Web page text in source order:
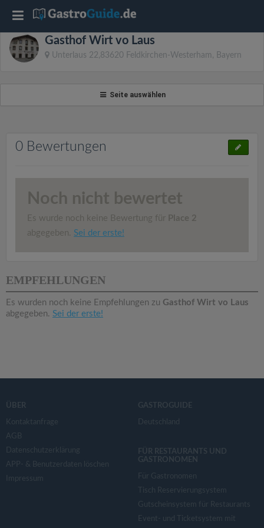
Gasthof Wirt vo Laus
Unterlaus 22,83620 Feldkirchen-Westerham, Bayern
Seite auswählen
0 Bewertungen
Noch nicht bewertet
Es wurde noch keine Bewertung für Place 2
abgegeben. Sei der erste!
EMPFEHLUNGEN
Es wurden noch keine Empfehlungen zu Gasthof Wirt vo Laus
abgegeben. Sei der erste!
ÜBER
Kontaktanfrage
AGB
Datenschutzerklärung
APP- & Benutzerdaten löschen
Impressum
GASTROGUIDE
Deutschland
FÜR RESTAURANTS UND
GASTRONOMEN
Für Gastronomen
Tisch Reservierungsystem
Gutscheinsystem für Restaurants
Event- und Ticketsystem mit
T
o
i
o
n